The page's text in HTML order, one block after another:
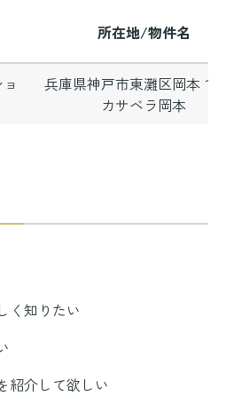
所在地/物件名
兵庫県神戸市東灘区岡本１
カサベラ岡本
く知りたい
紹介して欲しい